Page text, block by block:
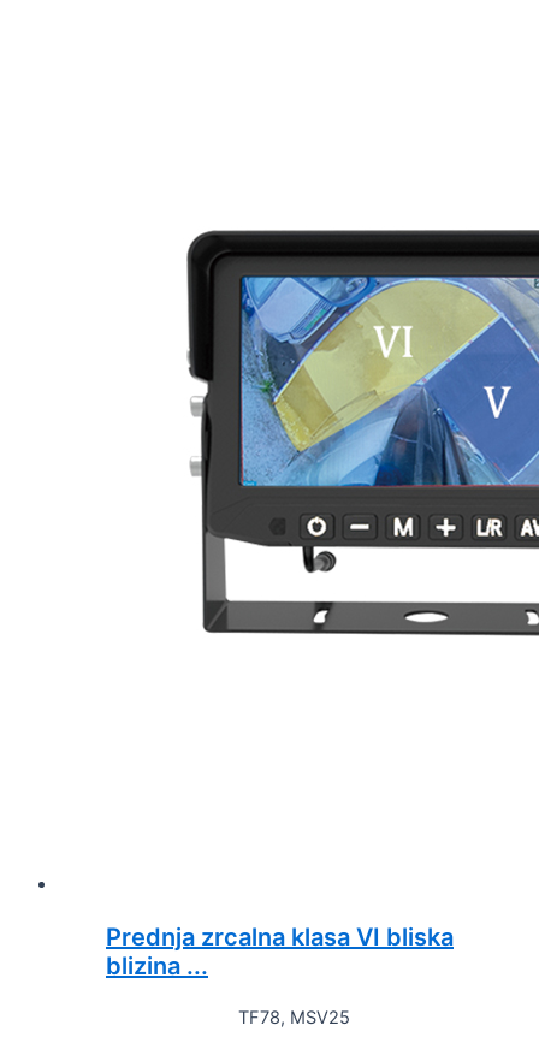
Prednja zrcalna klasa VI bliska
blizina ...
TF78, MSV25